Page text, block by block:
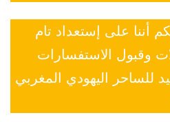
أننا على إستعداد تام
وقبول الاستفسارات
للساحر اليهودي المغربي